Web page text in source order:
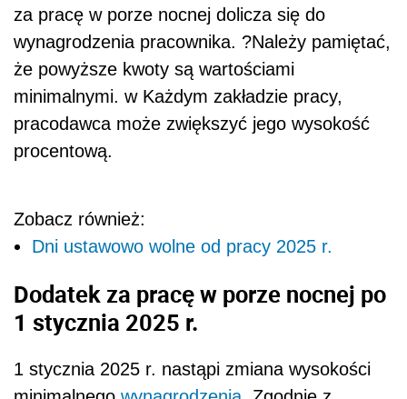
za pracę w porze nocnej dolicza się do
wynagrodzenia pracownika. ?Należy pamiętać,
że powyższe kwoty są wartościami
minimalnymi. w Każdym zakładzie pracy,
pracodawca może zwiększyć jego wysokość
procentową.
Zobacz również:
Dni ustawowo wolne od pracy 2025 r.
Dodatek za pracę w porze nocnej po
1 stycznia 2025 r.
1 stycznia 2025 r. nastąpi zmiana wysokości